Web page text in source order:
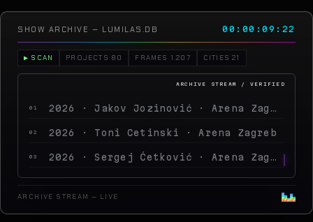
SHOW ARCHIVE — LUMILAS.DB 00:00:11:22
▶ SCAN PROJECTS 80 FRAMES 1.207 CITIES 21
01 2026 · Jakov Jozinović · Arena Zagreb
02 2026 · Toni Cetinski · Arena Zagreb
03 2026 · Sergej Ćetković · Arena Zagreb
2026 · Peđa Jovanović · Arena Zagreb
ARCHIVE STREAM — LIVE